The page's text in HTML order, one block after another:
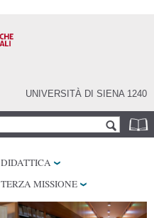
UNIVERSITÀ DI SIENA 1240
Form di ricerca
DIDATTICA
TERZA MISSIONE